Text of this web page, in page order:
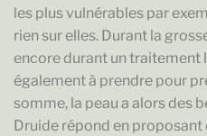
les plus vulnérables par
rien sur elles. Durant la
encore durant un traitement
également à prendre pour
somme, la peau a alors des
Druide répond en proposant